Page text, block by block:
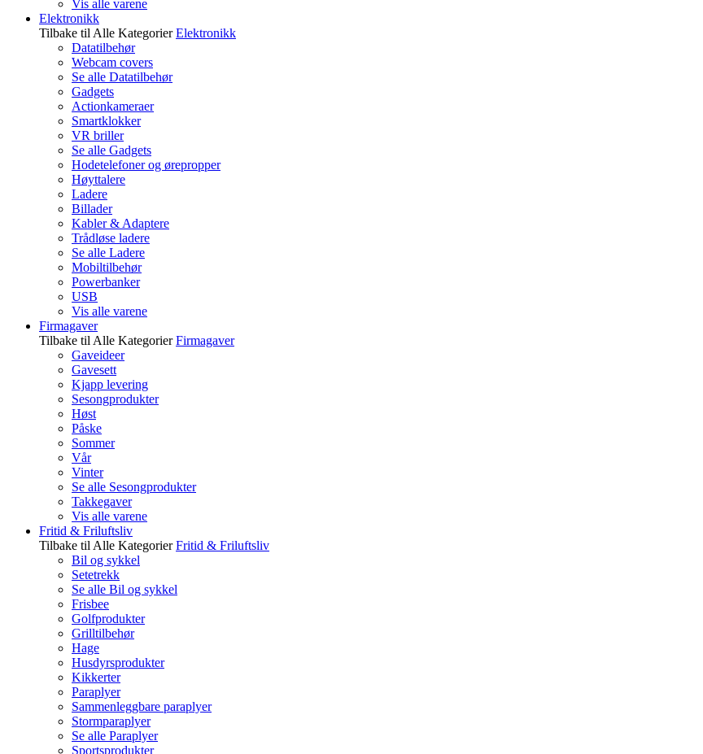
Vis alle varene
Elektronikk
Tilbake til Alle Kategorier Elektronikk
Datatilbehør
Webcam covers
Se alle Datatilbehør
Gadgets
Actionkameraer
Smartklokker
VR briller
Se alle Gadgets
Hodetelefoner og ørepropper
Høyttalere
Ladere
Billader
Kabler & Adaptere
Trådløse ladere
Se alle Ladere
Mobiltilbehør
Powerbanker
USB
Vis alle varene
Firmagaver
Tilbake til Alle Kategorier Firmagaver
Gaveideer
Gavesett
Kjapp levering
Sesongprodukter
Høst
Påske
Sommer
Vår
Vinter
Se alle Sesongprodukter
Takkegaver
Vis alle varene
Fritid & Friluftsliv
Tilbake til Alle Kategorier Fritid & Friluftsliv
Bil og sykkel
Setetrekk
Se alle Bil og sykkel
Frisbee
Golfprodukter
Grilltilbehør
Hage
Husdyrsprodukter
Kikkerter
Paraplyer
Sammenleggbare paraplyer
Stormparaplyer
Se alle Paraplyer
Sportsprodukter